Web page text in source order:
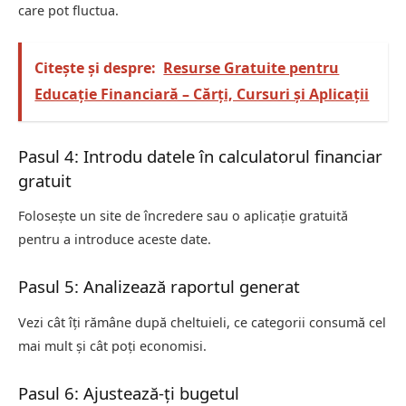
care pot fluctua.
Citește și despre: Resurse Gratuite pentru
Educație Financiară – Cărți, Cursuri și Aplicații
Pasul 4: Introdu datele în calculatorul financiar
gratuit
Folosește un site de încredere sau o aplicație gratuită
pentru a introduce aceste date.
Pasul 5: Analizează raportul generat
Vezi cât îți rămâne după cheltuieli, ce categorii consumă cel
mai mult și cât poți economisi.
Pasul 6: Ajustează-ți bugetul